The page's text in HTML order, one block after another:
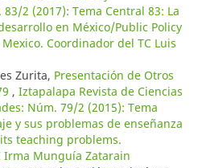
2 (2017): Tema Central 83: La
en México/Public Policy
Coordinador del TC Luis
Zurita, Presentación de Otros
, Iztapalapa Revista de Ciencias
Núm. 79/2 (2015): Tema
y sus problemas de enseñanza
teaching problems.
Irma Munguía Zatarain